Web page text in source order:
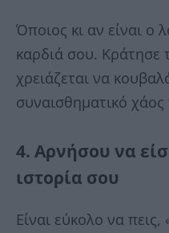
Όποιος κι αν είναι ο
καρδιά σου. Κράτησε
χρειάζεται να
συναισθηματικό χάος
4. Αρνήσου να
ιστορία σου
Είναι εύκολο να